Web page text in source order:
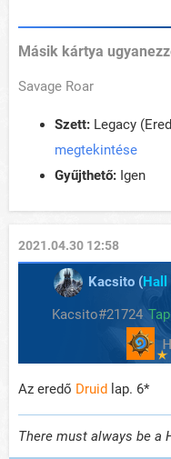
Másik kártya
Savage Roar
Szett: Legacy
megtekintése
Gyűjthető: Igen
2021.04.30 12:58
Kacsito (Hall
Kacsito#21724
Az eredő Druid lap. 6*
There must always be a